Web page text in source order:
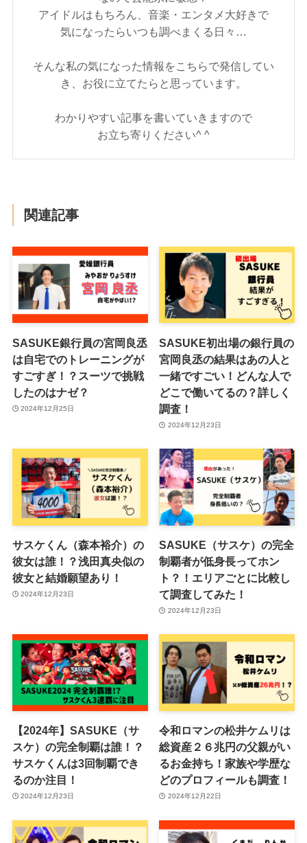
アイドルはもちろん、音楽・エンタメ大好きで
気になったらいつも調べまくる日々…
そんな私の気になった情報をこちらで発信してい
き、お役に立てたらと思っています。
わかりやすい記事を書いていきますので
お立ち寄りください^ ^
関連記事
SASUKE銀行員の宮岡良丞
は自宅でのトレーニングが
すごすぎ！？スーツで挑戦
したのはナゼ？
2024年12月25日
SASUKE初出場の銀行員の
宮岡良丞の結果はあの人と
一緒ですごい！どんな人で
どこで働いてるの？詳しく
調査！
2024年12月23日
サスケくん（森本裕介）の
彼女は誰！？浅田真央似の
彼女と結婚願望あり！
2024年12月23日
SASUKE（サスケ）の完全
制覇者が低身長ってホン
ト？！エリアごとに比較し
て調査してみた！
2024年12月23日
【2024年】SASUKE（サ
スケ）の完全制覇は誰！？
サスケくんは3回制覇でき
るのか注目！
2024年12月23日
令和ロマンの松井ケムリは
総資産２６兆円の父親がい
るお金持ち！家族や学歴な
どのプロフィールも調査！
2024年12月22日